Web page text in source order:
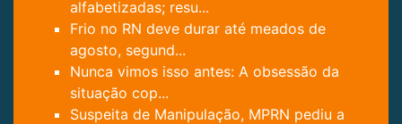
alfabetizadas; resu...
Frio no RN deve durar até meados de
agosto, segund...
Nunca vimos isso antes: A obsessão da
situação cop...
Suspeita de Manipulação, MPRN pediu a